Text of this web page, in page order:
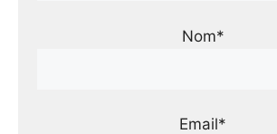
Nom*
Email*